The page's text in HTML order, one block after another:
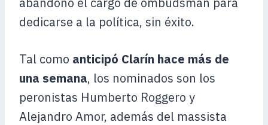
dedicarse a la política, sin éxito.
Tal como anticipó Clarín hace más de
una semana, los nominados son los
peronistas Humberto Roggero y
Alejandro Amor, además del massista